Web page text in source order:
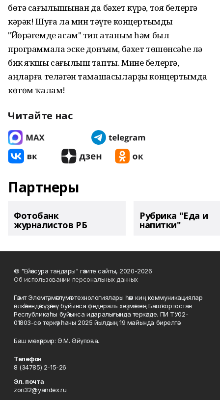
бөтә сағылышынан да бәхет күрә, тоя белергә
кәрәк! Шуға ла мин тәүге концертымды
"Йөрәгемде асам" тип атаным һәм был
программала эске донъям, бәхет төшөнсәһе лә
бик яҡшы сағылыш тапты. Мине белергә,
аңларға теләгән тамашасыларҙы концертымда
көтөм ҡалам!
Читайте нас
Партнеры
Фотобанк
журналистов РБ
Рубрика "Еда и
напитки"
© "Ейәнсура таңдары" гәзите сайты, 2020-2026
Об использовании персональных данных
Гәзит Элемтә, мәғлүмәт технологиялары һәм киң коммуникациялар
өлкәһендә күҙәтеү буйынса федераль хеҙмәттең Башҡортостан
Республикаһы буйынса идаралығында теркәлде. ПИ ТУ02-
01803-сө теркәү һаны 2025 йылдың 19 майында бирелгән.
Баш мөхәррир: Ә.М. Әйүпова.
Телефон
8 (34785) 2-15-26
Эл. почта
zori32@yandex.ru